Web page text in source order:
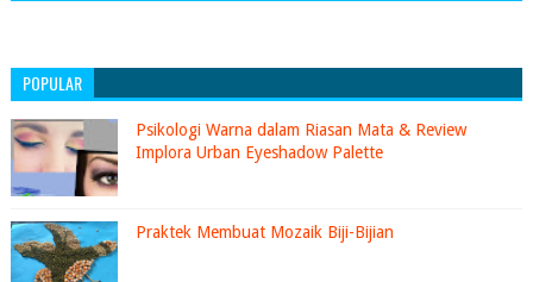
POPULAR
Psikologi Warna dalam Riasan Mata & Review
Implora Urban Eyeshadow Palette
Praktek Membuat Mozaik Biji-Bijian